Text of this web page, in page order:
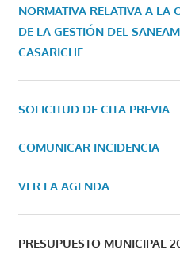
NORMATIVA RELATIVA A LA
DE LA GESTIÓN DEL
CASARICHE
SOLICITUD DE CITA PREVIA
COMUNICAR INCIDENCIA
VER LA AGENDA
PRESUPUESTO MUNICIPAL